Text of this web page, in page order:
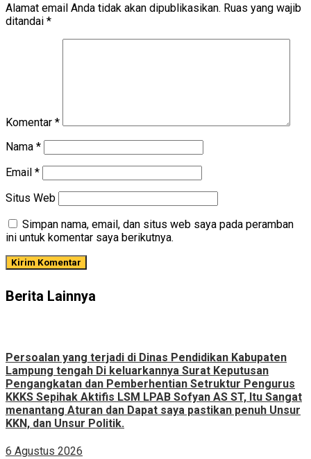
Alamat email Anda tidak akan dipublikasikan. Ruas yang wajib
ditandai *
Komentar *
Nama *
Email *
Situs Web
Simpan nama, email, dan situs web saya pada peramban
ini untuk komentar saya berikutnya.
Berita Lainnya
Persoalan yang terjadi di Dinas Pendidikan Kabupaten
Lampung tengah Di keluarkannya Surat Keputusan
Pengangkatan dan Pemberhentian Setruktur Pengurus
KKKS Sepihak Aktifis LSM LPAB Sofyan AS ST, Itu Sangat
menantang Aturan dan Dapat saya pastikan penuh Unsur
KKN, dan Unsur Politik.
6 Agustus 2026